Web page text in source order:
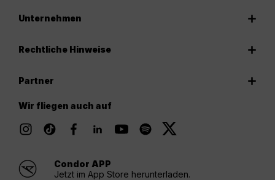
Unternehmen
Rechtliche Hinweise
Partner
Wir fliegen auch auf
Condor APP
Jetzt im App Store herunterladen.